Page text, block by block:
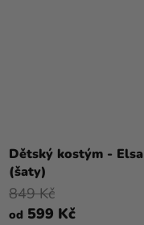
Dětský kostým - Elsa
(šaty)
hodnocení
od 599 Kč
849 Kč